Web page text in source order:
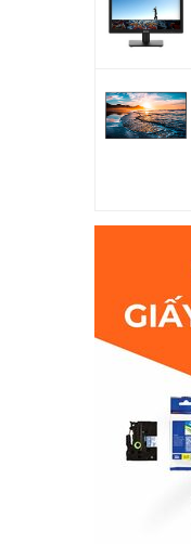
Quy SAITE BT-HSE-75-